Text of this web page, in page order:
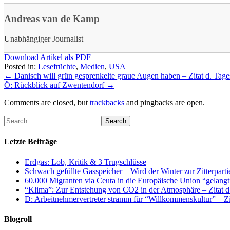
Andreas van de Kamp
Unabhängiger Journalist
Download Artikel als PDF
Posted in: Lesefrüchte, Medien, USA
← Danisch will grün gesprenkelte graue Augen haben – Zitat d.
Ö: Rückblick auf Zwentendorf →
Comments are closed, but trackbacks and pingbacks are open.
Letzte Beiträge
Erdgas: Lob, Kritik & 3 Trugschlüsse
Schwach gefüllte Gasspeicher – Wird der Winter zur
60.000 Migranten via Ceuta in die Europäische Union
“Klima”: Zur Entstehung von CO2 in der Atmosphäre – Zitat
D: Arbeitnehmervertreter stramm für “Willkommenskultur” –
Blogroll